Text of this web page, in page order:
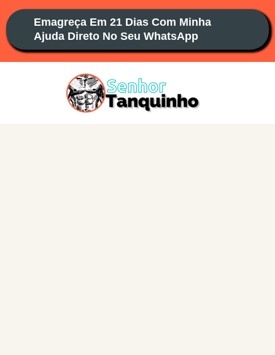
para
conteúdo
Emagreça Em 21 Dias Com Minha
Ajuda Direto No Seu WhatsApp